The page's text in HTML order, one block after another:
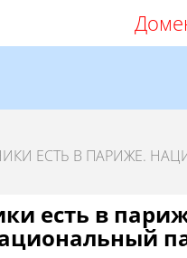
ЕСТЬ В ПАРИЖЕ.
есть в